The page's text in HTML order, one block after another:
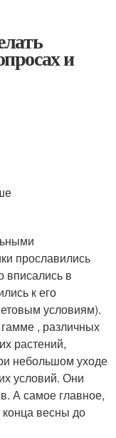
и
прославились
вписались в
к его
условиям).
, различных
растений,
небольшом уходе
условий. Они
А самое главное,
весны до